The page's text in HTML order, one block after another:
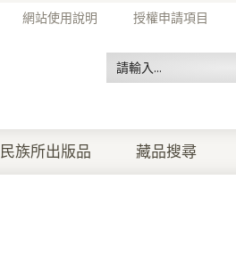
網站使用說明 授權申請項目
民族所出版品 藏品搜尋